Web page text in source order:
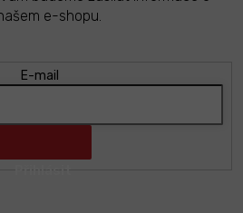
e-shopu.
E-mail